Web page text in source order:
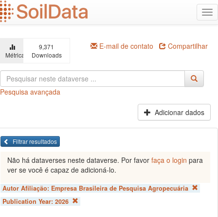
Ir
para
o
principal
Métricas
9,371
Downloads
E-mail de contato Compartilhar
Pesquisa avançada
Adicionar dados
Filtrar resultados
Não há dataverses neste dataverse. Por favor faça o login para
ver se você é capaz de adicioná-lo.
Autor Afiliação: Empresa Brasileira de Pesquisa Agropecuária
Publication Year: 2026